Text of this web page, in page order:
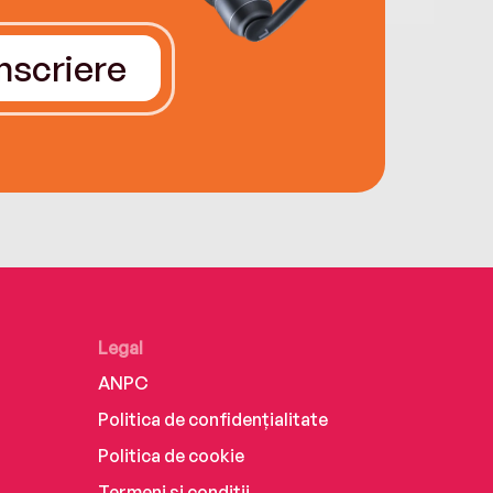
Legal
ANPC
Politica de confidențialitate
Politica de cookie